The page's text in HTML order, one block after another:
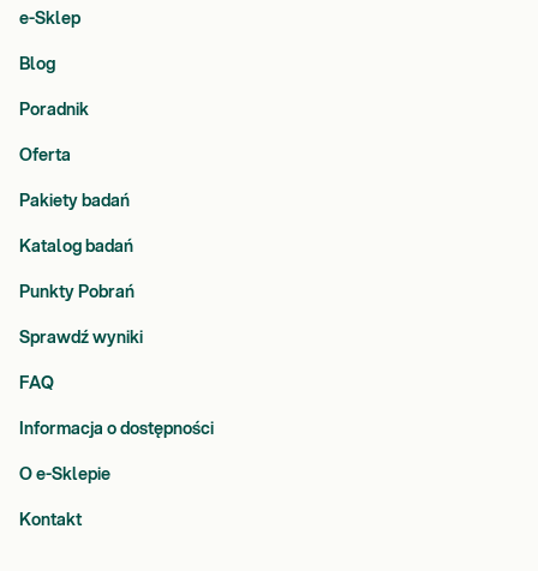
e-Sklep
Blog
Poradnik
Oferta
Pakiety badań
Katalog badań
Punkty Pobrań
Sprawdź wyniki
FAQ
Informacja o dostępności
O e-Sklepie
Kontakt